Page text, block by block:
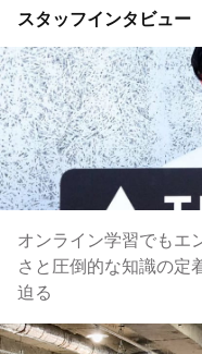
スタッフインタビュー
オンライン学習でもエ
さと圧倒的な知識の定
迫る